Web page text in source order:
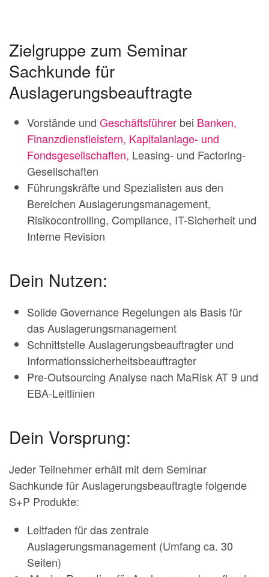
Zielgruppe zum Seminar
Sachkunde für
Auslagerungsbeauftragte
Vorstände und Geschäftsführer bei Banken,
Finanzdienstleistern, Kapitalanlage- und
Fondsgesellschaften, Leasing- und Factoring-
Gesellschaften
Führungskräfte und Spezialisten aus den
Bereichen Auslagerungsmanagement,
Risikocontrolling, Compliance, IT-Sicherheit und
Interne Revision
Dein Nutzen:
Solide Governance Regelungen als Basis für
das Auslagerungsmanagement
Schnittstelle Auslagerungsbeauftragter und
Informationssicherheitsbeauftragter
Pre-Outsourcing Analyse nach MaRisk AT 9 und
EBA-Leitlinien
Dein Vorsprung:
Jeder Teilnehmer erhält mit dem Seminar
Sachkunde für Auslagerungsbeauftragte folgende
S+P Produkte:
Leitfaden für das zentrale
Auslagerungsmanagement (Umfang ca. 30
Seiten)